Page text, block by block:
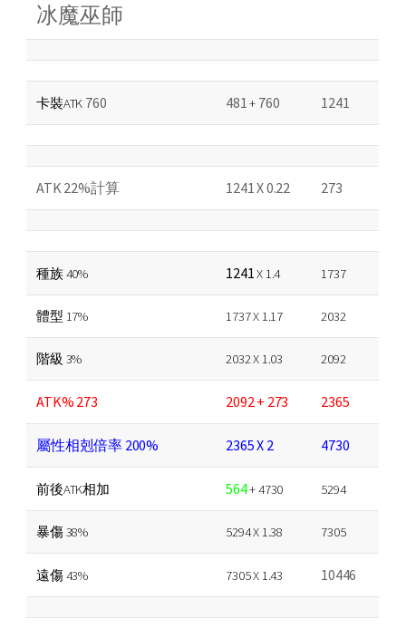
冰魔巫師
卡裝ATK 760 481+ 760 1241
ATK 22%計算 1241 X 0.22 273
種族 40% 1241X 1.4 1737
體型 17% 1737 X 1.17 2032
階級 3% 2032 X 1.03 2092
ATK% 273 2092 + 273 2365
屬性相剋倍率 200% 2365 X 2 4730
前後ATK相加 564+ 4730 5294
暴傷 38% 5294 X 1.38 7305
遠傷 43% 7305 X 1.43 10446